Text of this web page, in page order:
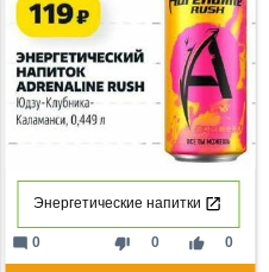
Энергетические напитки
thumb_down 0 thumb_up 0
mode_comment 0